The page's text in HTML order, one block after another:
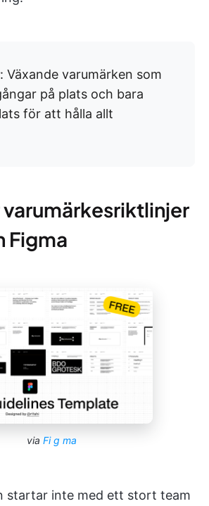
: Växande varumärken som
på plats och bara
för att hålla allt
varumärkesriktlinjer
Figma
via Fi g ma
startar inte med ett stort team